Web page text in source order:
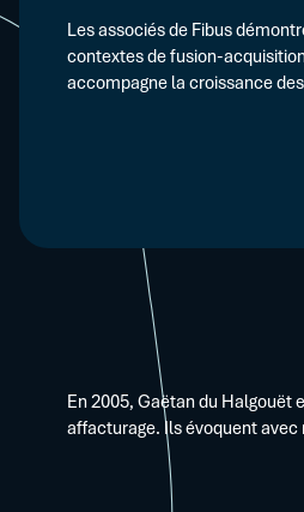
Les associés de Fibus
contextes de fusion-
accompagne la croissance
En 2005, Gaëtan du
affacturage. Ils évoquent avec